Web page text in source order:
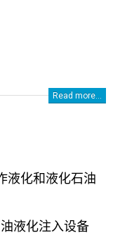
Read more...
液化和液化石油
液化注入设备